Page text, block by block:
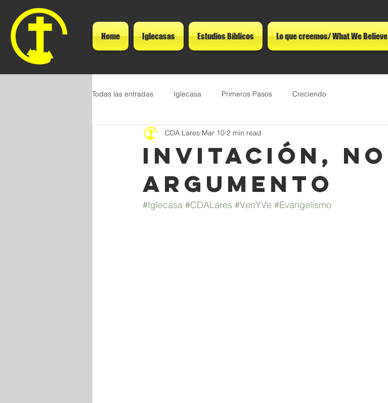
Home Iglecasas Estudios Bíblicos Lo que creemos/ What We Believe
Todas las entradas Iglecasa Primeros Pasos Creciendo
invitación, no
argumento
CDA Lares Mar 10 2 min read
#Iglecasa #CDALares #VenYVe #Evangelismo